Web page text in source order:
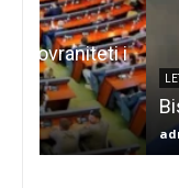
LETËRSI
Bisedë me
admin - 7 Gusht